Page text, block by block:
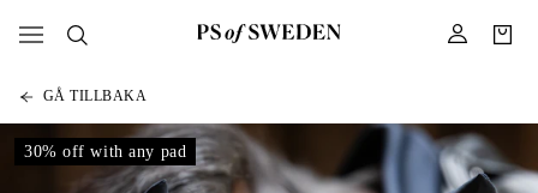
GÅ TILLBAKA
30% off with any pad